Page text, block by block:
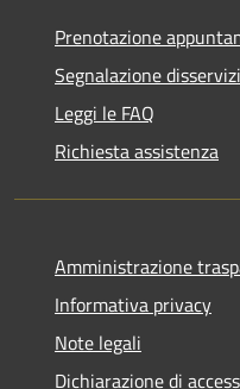
Prenotazione
Segnalazione
Leggi le FAQ
Richiesta assistenza
Amministrazione
Informativa privacy
Note legali
Dichiarazione di